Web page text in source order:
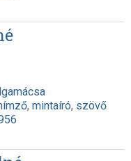
, mintaíró, szövő